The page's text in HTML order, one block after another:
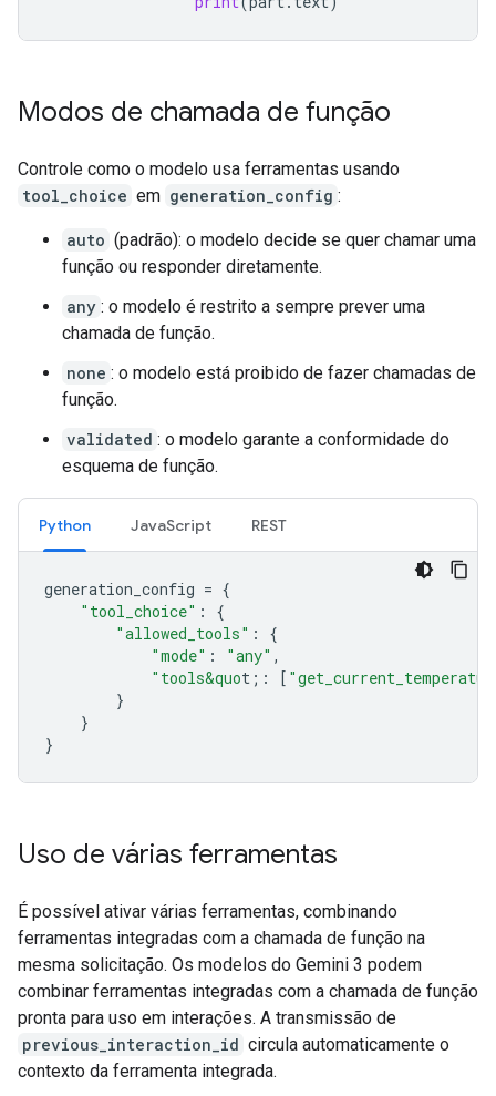
Modos de chamada de função
Controle como o modelo usa ferramentas usando
tool_choice em generation_config :
auto (padrão): o modelo decide se quer chamar uma
função ou responder diretamente.
any : o modelo é restrito a sempre prever uma
chamada de função.
none : o modelo está proibido de fazer chamadas de
função.
validated : o modelo garante a conformidade do
esquema de função.
Python JavaScript REST
generation_config = {
"tool_choice" :
{
"allowed_tools" :
{
"mode" : "any" ,
"tools&quot; : [
}
}
}
Uso de várias ferramentas
É possível ativar várias ferramentas, combinando
ferramentas integradas com a chamada de função na
mesma solicitação. Os modelos do Gemini 3 podem
combinar ferramentas integradas com a chamada de função
pronta para uso em interações. A transmissão de
previous_interaction_id circula automaticamente o
contexto da ferramenta integrada.